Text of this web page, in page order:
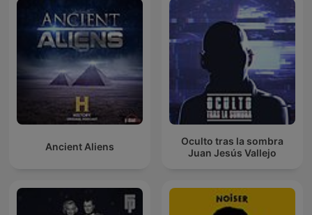
Ancient Aliens
Oculto tras la sombra
Juan Jesús Vallejo